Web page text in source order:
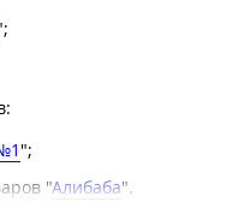
";
"Алибаба".